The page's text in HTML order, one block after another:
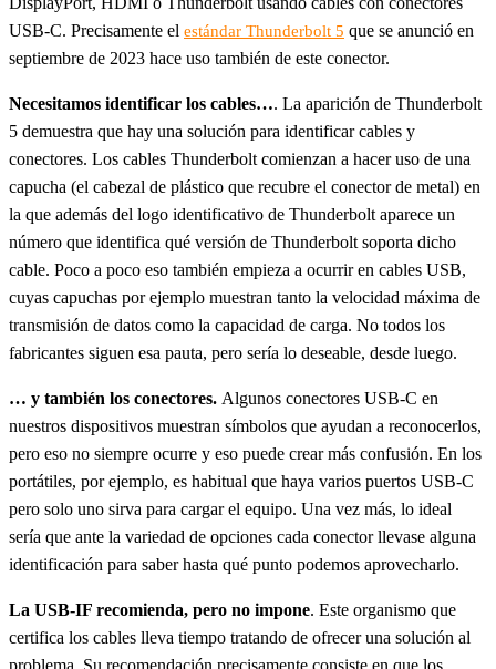
USB-C. Precisamente el estándar Thunderbolt 5 que se anunció en
septiembre de 2023 hace uso también de este conector.
Necesitamos identificar los cables…. La aparición de Thunderbolt
5 demuestra que hay una solución para identificar cables y
conectores. Los cables Thunderbolt comienzan a hacer uso de una
capucha (el cabezal de plástico que recubre el conector de metal) en
la que además del logo identificativo de Thunderbolt aparece un
número que identifica qué versión de Thunderbolt soporta dicho
cable. Poco a poco eso también empieza a ocurrir en cables USB,
cuyas capuchas por ejemplo muestran tanto la velocidad máxima de
transmisión de datos como la capacidad de carga. No todos los
fabricantes siguen esa pauta, pero sería lo deseable, desde luego.
… y también los conectores. Algunos conectores USB-C en
nuestros dispositivos muestran símbolos que ayudan a reconocerlos,
pero eso no siempre ocurre y eso puede crear más confusión. En los
portátiles, por ejemplo, es habitual que haya varios puertos USB-C
pero solo uno sirva para cargar el equipo. Una vez más, lo ideal
sería que ante la variedad de opciones cada conector llevase alguna
identificación para saber hasta qué punto podemos aprovecharlo.
La USB-IF recomienda, pero no impone. Este organismo que
certifica los cables lleva tiempo tratando de ofrecer una solución al
problema. Su recomendación precisamente consiste en que los